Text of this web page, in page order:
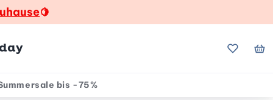
🍋
Meine
bis -75%